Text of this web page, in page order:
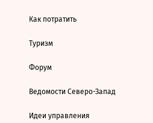
Как потратить
Туризм
Форум
Ведомости Северо-Запад
Идеи управления